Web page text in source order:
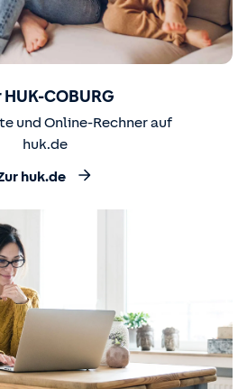
HUK-COBURG
und Online-Rechner auf
huk.de
huk.de